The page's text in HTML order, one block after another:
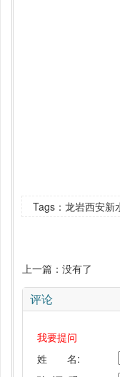
Tags：龙岩西安新
上一篇：没有了
评论
我要提问
姓 名: